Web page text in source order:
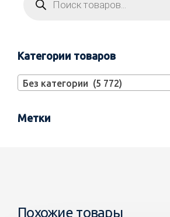
Категории товаров
Без категории (5 772)
Метки
Похожие товары